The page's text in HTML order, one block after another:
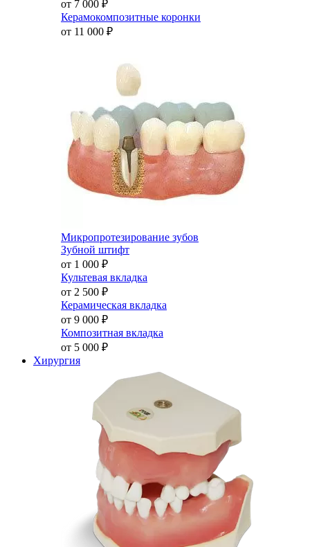
от 7 000 ₽
Керамокомпозитные коронки
от 11 000 ₽
Микропротезирование зубов
Зубной штифт
от 1 000 ₽
Культевая вкладка
от 2 500 ₽
Керамическая вкладка
от 9 000 ₽
Композитная вкладка
от 5 000 ₽
Хирургия